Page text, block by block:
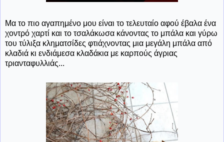
Μα το πιο αγαπημένο μου είναι το τελευταίο αφού έβαλα ένα
χοντρό χαρτί και το τσαλάκωσα κάνοντας το μπάλα και γύρω
του τύλιξα κληματσίδες φτιάχνοντας μια μεγάλη μπάλα από
κλαδιά κι ενδιάμεσα κλαδάκια με καρπούς άγριας
τριανταφυλλιάς...